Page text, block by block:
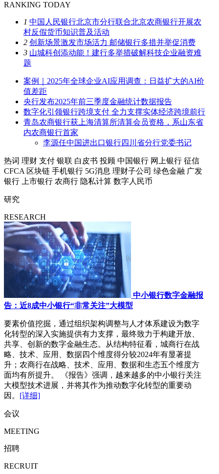
RANKING TODAY
1 中国人民银行北京市分行联合北京农商银行开展农
村反假货币知识普及活动
2 创新场景激发市场活力 邮储银行多措并举促消费
3 山城科创添动能！建行多举措破解科技企业融资难
题
案例｜2025年全球企业AI应用调查：日益扩大的AI价
值差距
央行发布2025年前三季度金融统计数据报告
数字化引领银行跨境支付 全力支撑实体经济跨境前行
青岛农商银行获上海清算所清算会员资格，系山东省
内农商银行首家
李源任中国进出口银行四川省分行党委书记
热词 理财 支付 银联 白皮书 投顾 中国银行 网上银行 征信
CFCA 区块链 手机银行 5G消息 理财子公司 绿色金融 广发
银行
上市银行 农商行 隐私计算 数字人民币
研究
RESEARCH
中小银行数字金融报
告：近8成中小银行“非常关注”大模型
要素价值挖掘，通过组织架构调整与人才体系建设为数字
化转型的深入实施提供有力支撑，最终致力于构建开放、
共享、创新的数字金融生态。从结构特征看，城商行在战
略、技术、应用、数据四个维度得分较2024年有显著提
升；农商行在战略、技术、应用、数据和生态五个维度方
面均有所提升。 《报告》强调，越来越多的中小银行关注
大模型技术进展，并将其作为推动数字化转型的重要动
因。 [详细]
会议
MEETING
招聘
RECRUIT